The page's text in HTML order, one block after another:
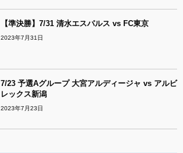
【準決勝】7/31 清水エスパルス vs FC東京
2023年7月31日
7/23 予選Aグループ 大宮アルディージャ vs アルビ
レックス新潟
2023年7月23日